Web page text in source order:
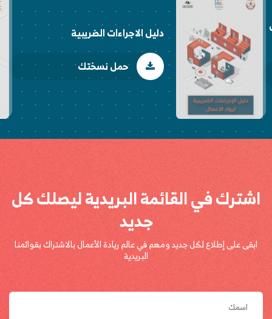
الضريبية
نسختك
المنشآت
لمشكلة الفقر
حمل
اشترك في القائمة البريدية ليصلك كل
جديد
ابقى على إطلاع لكل جديد ومهم في عالم ريادة الأعمال بالاشتراك بقوائمنا
البريدية